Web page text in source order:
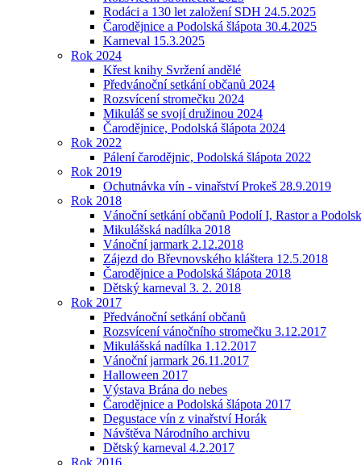
Rodáci a 130 let založení SDH 24.5.2025
Čarodějnice a Podolská šlápota 30.4.2025
Karneval 15.3.2025
Rok 2024
Křest knihy Svržení andělé
Předvánoční setkání občanů 2024
Rozsvícení stromečku 2024
Mikuláš se svojí družinou 2024
Čarodějnice, Podolská šlápota 2024
Rok 2022
Pálení čarodějnic, Podolská šlápota 2022
Rok 2019
Ochutnávka vín - vinařství Prokeš 28.9.2019
Rok 2018
Vánoční setkání občanů Podolí I, Rastor a
Mikulášská nadílka 2018
Vánoční jarmark 2.12.2018
Zájezd do Břevnovského kláštera 12.5.2018
Čarodějnice a Podolská šlápota 2018
Dětský karneval 3. 2. 2018
Rok 2017
Předvánoční setkání občanů
Rozsvícení vánočního stromečku 3.12.2017
Mikulášská nadílka 1.12.2017
Vánoční jarmark 26.11.2017
Halloween 2017
Výstava Brána do nebes
Čarodějnice a Podolská šlápota 2017
Degustace vín z vinařství Horák
Návštěva Národního archivu
Dětský karneval 4.2.2017
Rok 2016